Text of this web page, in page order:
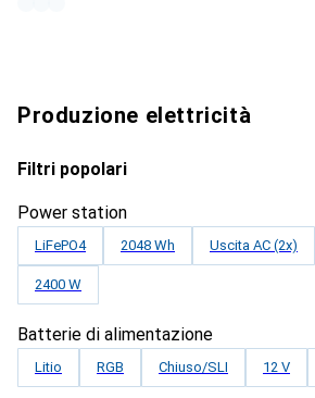
Produzione elettricità
Filtri popolari
Power station
LiFePO4 2048 Wh Uscita AC (2x)
2400 W
Batterie di alimentazione
Litio RGB Chiuso/SLI 12 V